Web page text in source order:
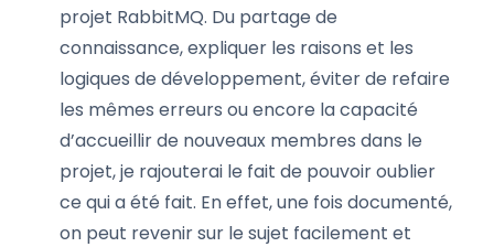
projet RabbitMQ. Du partage de
connaissance, expliquer les raisons et les
logiques de développement, éviter de refaire
les mêmes erreurs ou encore la capacité
d’accueillir de nouveaux membres dans le
projet, je rajouterai le fait de pouvoir oublier
ce qui a été fait. En effet, une fois documenté,
on peut revenir sur le sujet facilement et